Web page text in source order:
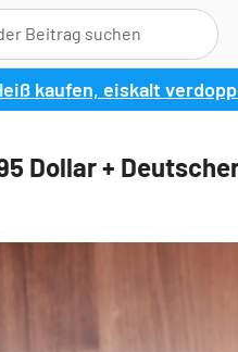
kaufen, eiskalt
Dollar +